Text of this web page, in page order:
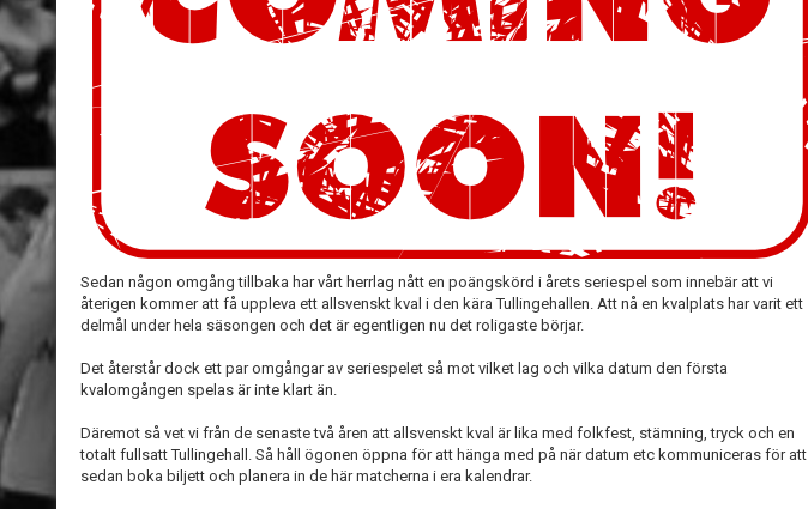
Sedan någon omgång tillbaka har vårt herrlag nått en poängskörd i årets seriespel som innebär att vi
återigen kommer att få uppleva ett allsvenskt kval i den kära Tullingehallen. Att nå en kvalplats har varit ett
delmål under hela säsongen och det är egentligen nu det roligaste börjar.
Det återstår dock ett par omgångar av seriespelet så mot vilket lag och vilka datum den första
kvalomgången spelas är inte klart än.
Däremot så vet vi från de senaste två åren att allsvenskt kval är lika med folkfest, stämning, tryck och en
totalt fullsatt Tullingehall. Så håll ögonen öppna för att hänga med på när datum etc kommuniceras för att
sedan boka biljett och planera in de här matcherna i era kalendrar.